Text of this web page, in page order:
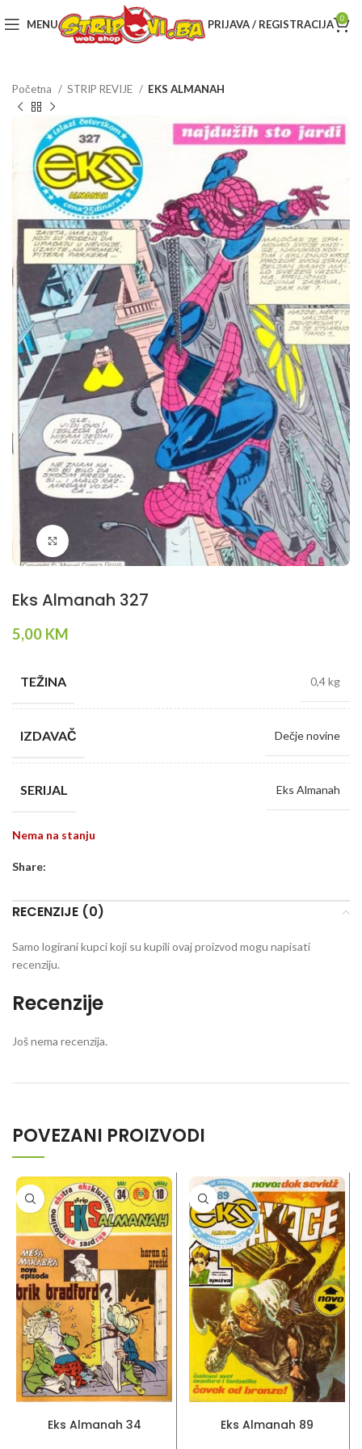
MENU PRIJAVA / REGISTRACIJA 0
Početna STRIP REVIJE EKS ALMANAH
Klikni da povečaš
Eks Almanah 327
5,00 KM
TEŽINA 0,4 kg
IZDAVAČ Dečje novine
SERIJAL Eks Almanah
Nema na stanju
Share:
RECENZIJE (0)
Recenzije
Još nema recenzija.
Samo logirani kupci koji su kupili ovaj proizvod mogu napisati
recenziju.
POVEZANI PROIZVODI
Eks Almanah 34 Eks Almanah 89